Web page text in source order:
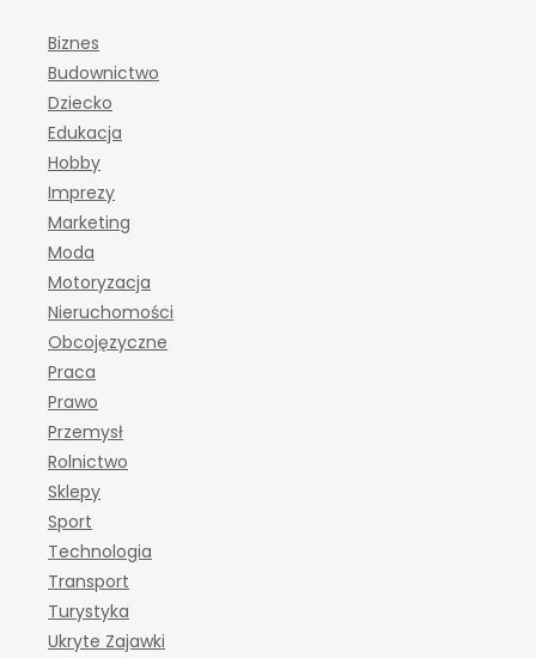
Biznes
Budownictwo
Dziecko
Edukacja
Hobby
Imprezy
Marketing
Moda
Motoryzacja
Nieruchomości
Obcojęzyczne
Praca
Prawo
Przemysł
Rolnictwo
Sklepy
Sport
Technologia
Transport
Turystyka
Ukryte Zajawki